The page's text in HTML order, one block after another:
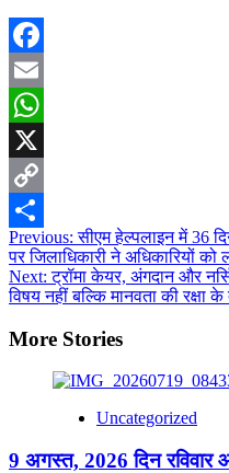
Facebook
Email
WhatsApp
X
Copy
Link
Share
Post
navigation
Previous:सीएम हेल्पलाइन में 36
पर जिलाधिकारी ने अधिकारियों
Next:ट्रॉमा केयर, अंगदान और
विषय नहीं बल्कि मानवता की रक्षा
More Stories
Uncategorized
9 अगस्त, 2026 दिन रविवार